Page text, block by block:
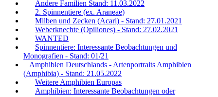
Andere Familien Stand: 11.03.2022
2. Spinnentiere (ex. Araneae)
Milben und Zecken (Acari) - Stand: 27.01.2021
Weberknechte (Opiliones) - Stand: 27.02.2021
WANTED
Spinnentiere: Interessante Beobachtungen und
Monografien - Stand: 01/21
Amphibien Deutschlands - Artenportraits Amphibien
(Amphibia) - Stand: 21.05.2022
Weitere Amphibien Europas
Amphibien: Interessante Beobachtungen oder